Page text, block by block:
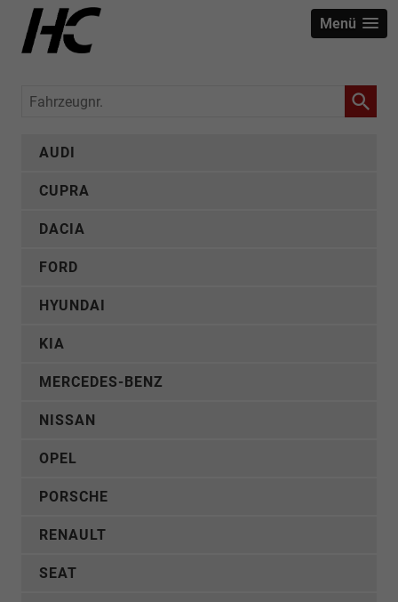
Menü
Fahrzeugnr.
AUDI
CUPRA
DACIA
FORD
HYUNDAI
KIA
MERCEDES-BENZ
NISSAN
OPEL
PORSCHE
RENAULT
SEAT